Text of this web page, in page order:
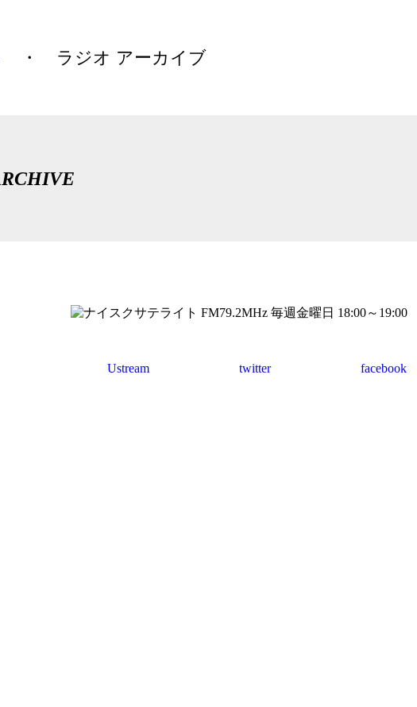
ラジオ アーカイブ
Ustream twitter facebook